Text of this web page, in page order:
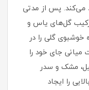
می‌کند. پس از مدتی
گل‌های یاس و
خوشبوی گلی را در
میانی جای خود را
مشک و سدر
را ایجاد